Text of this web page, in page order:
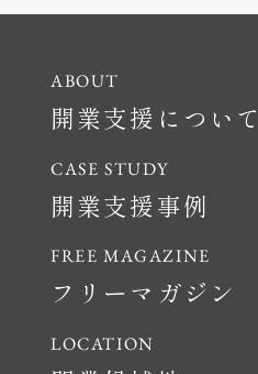
開業支援について
開業支援事例
フリーマガジン